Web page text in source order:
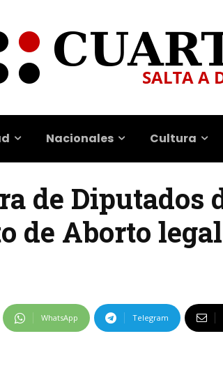
Nacionales Cultura
de Diputados
de Aborto legal
WhatsApp Telegram